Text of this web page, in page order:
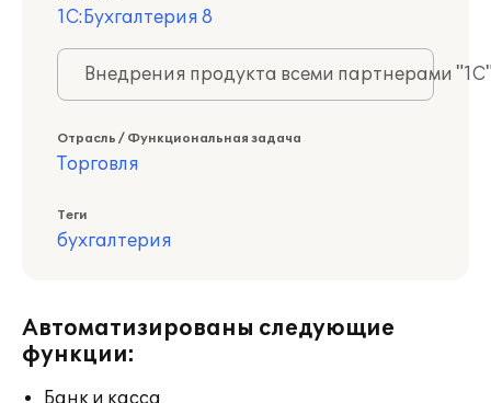
1С:Бухгалтерия 8
Внедрения продукта всеми партнерами
Отрасль / Функциональная задача
Торговля
Теги
бухгалтерия
Автоматизированы следующие
функции:
Банк и касса